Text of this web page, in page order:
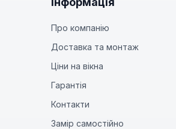
Про компанію
Доставка та монтаж
Ціни на вікна
Гарантія
Контакти
Замір самостійно